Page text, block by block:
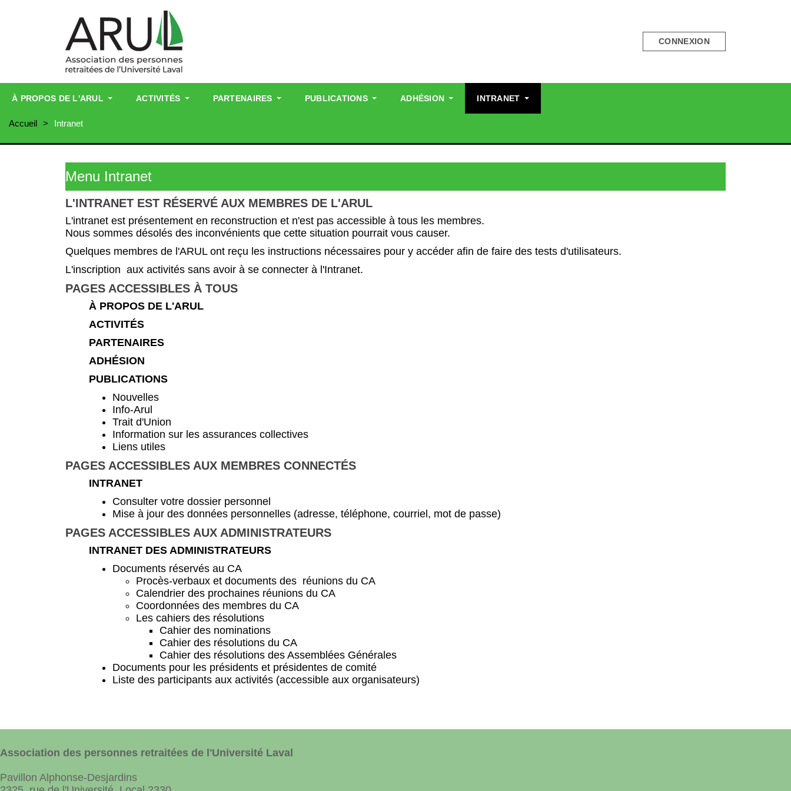
CONNEXION
À PROPOS DE L'ARUL ACTIVITÉS PARTENAIRES PUBLICATIONS ADHÉSION INTRANET
Accueil Intranet
Menu Intranet
L'INTRANET EST RÉSERVÉ AUX MEMBRES DE L'ARUL
L'intranet est présentement en reconstruction et n'est pas accessible à tous les membres.
Nous sommes désolés des inconvénients que cette situation pourrait vous causer.
Quelques membres de l'ARUL ont reçu les instructions nécessaires pour y accéder afin de faire des tests d'utilisateurs.
L'inscription aux activités sans avoir à se connecter à l'Intranet.
PAGES ACCESSIBLES À TOUS
À PROPOS DE L'ARUL
ACTIVITÉS
PARTENAIRES
ADHÉSION
PUBLICATIONS
Nouvelles
Info-Arul
Trait d'Union
Information sur les assurances collectives
Liens utiles
PAGES ACCESSIBLES AUX MEMBRES CONNECTÉS
INTRANET
Consulter votre dossier personnel
Mise à jour des données personnelles (adresse, téléphone, courriel, mot de passe)
PAGES ACCESSIBLES AUX ADMINISTRATEURS
INTRANET DES ADMINISTRATEURS
Documents réservés au CA
Procès-verbaux et documents des réunions du CA
Calendrier des prochaines réunions du CA
Coordonnées des membres du CA
Les cahiers des résolutions
Cahier des nominations
Cahier des résolutions du CA
Cahier des résolutions des Assemblées Générales
Documents pour les présidents et présidentes de comité
Liste des participants aux activités (accessible aux organisateurs)
Association des personnes retraitées de l'Université Laval
Pavillon Alphonse-Desjardins